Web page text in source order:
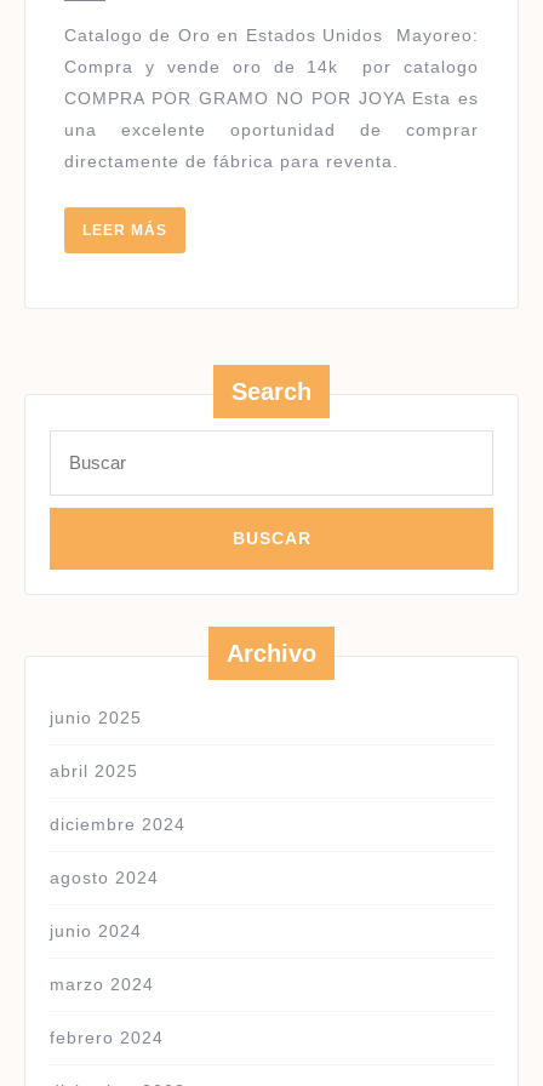
USA
Catalogo de Oro en Estados Unidos ​Mayoreo:
Compra y vende oro de 14k por catalogo
COMPRA POR GRAMO NO POR JOYA Esta es
una excelente oportunidad de comprar
directamente de fábrica para reventa.
LEER MÁS
MÁS
Search
Archivo
junio 2025
abril 2025
diciembre 2024
agosto 2024
junio 2024
marzo 2024
febrero 2024